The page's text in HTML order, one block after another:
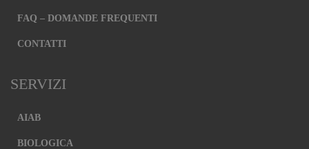
FAQ – DOMANDE FREQUENTI
CONTATTI
SERVIZI
AIAB
BIOLOGICA